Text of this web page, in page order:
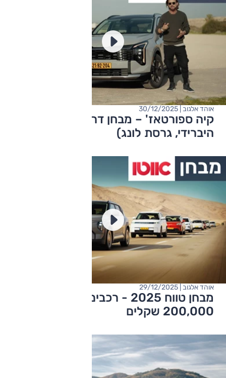
קיה ספורטאז' – מבחן דרכים (מתיחת פנים,
היברידי, גרסת לונג)
אוהד אלגוב | 30/12/2025
מבחן טווח 2025 - רכבים חשמליים עד
200,000 שקלים
אוהד אלגוב | 29/12/2025